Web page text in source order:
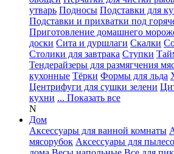
утварь Подносы Подставки для
Подставки и прихватки под
Приготовление домашнего
доски Сита и дуршлаги Скалки
Столики для завтрака Ступки
Тендерайзеры для размягчения
кухонные Тёрки Формы для льда
Центрифуги для сушки зелени
кухни ... Показать все
N
Дом
Аксессуары для ванной комнаты
мясорубок Аксессуары для